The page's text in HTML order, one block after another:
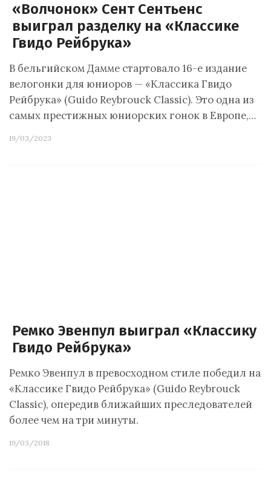
«Волчонок» Сент Сентьенс
выиграл разделку на «Классике
Гвидо Рейбрука»
В бельгийском Дамме стартовало 16-е издание
велогонки для юниоров — «Классика Гвидо
Рейбрука» (Guido Reybrouck Classic). Это одна из
самых престижных юниорских гонок в Европе,…
19/03/2023
Ремко Эвенпул выиграл «Классику
Гвидо Рейбрука»
Ремко Эвенпул в превосходном стиле победил на
«Классике Гвидо Рейбрука» (Guido Reybrouck
Classic), опередив ближайших преследователей
более чем на три минуты.
19/03/2018